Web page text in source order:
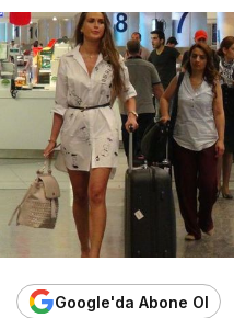
Google'da Abone Ol